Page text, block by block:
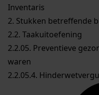
Inventaris
2. Stukken betreffende
2.2. Taakuitoefening
2.2.05. Preventieve
waren
2.2.05.4.